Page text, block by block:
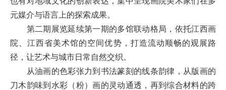
元媒介与语言上的探索成果。
第二期展览延续第一期的多馆联动格局，依托江西画
院、江西省美术馆的空间优势，打造流动顺畅的观展路
径，让艺术与城市日常自然交织。
从油画的色彩张力到书法篆刻的线条韵律，从版画的
刀木韵味到水彩（粉）画的灵动通透，再到综合材料的跨